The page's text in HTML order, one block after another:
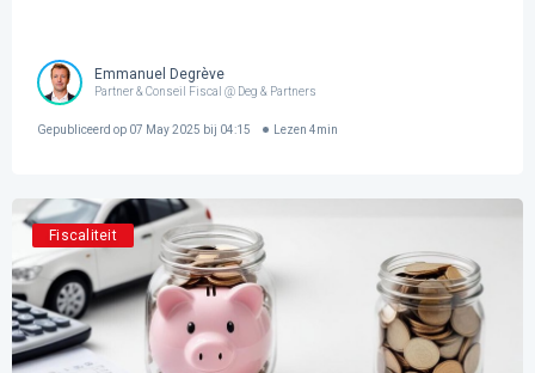
Emmanuel Degrève
Partner & Conseil Fiscal @ Deg & Partners
Gepubliceerd op 07 May 2025 bij 04:15 Lezen 4min
Fiscaliteit